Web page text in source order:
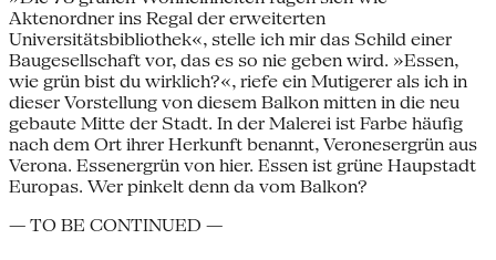
Aktenordner ins Regal der erweiterten
Universitätsbibliothek«, stelle ich mir das Schild einer
Baugesellschaft vor, das es so nie geben wird. »Essen,
wie grün bist du wirklich?«, riefe ein Mutigerer als ich in
dieser Vorstellung von diesem Balkon mitten in die neu
gebaute Mitte der Stadt. In der Malerei ist Farbe häufig
nach dem Ort ihrer Herkunft benannt, Veronesergrün aus
Verona. Essenergrün von hier. Essen ist grüne Haupstadt
Europas. Wer pinkelt denn da vom Balkon?
— TO BE CONTINUED —